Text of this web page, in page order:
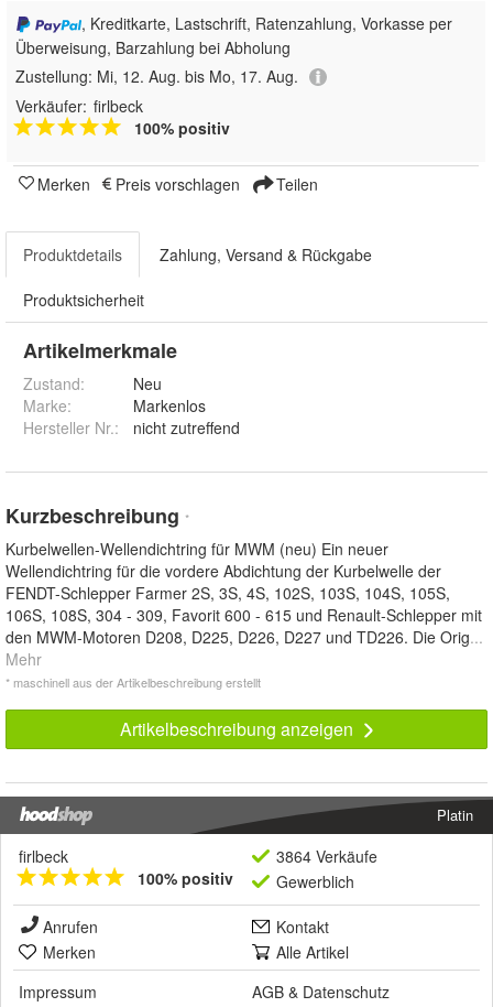
, Kreditkarte, Lastschrift, Ratenzahlung, Vorkasse per
Überweisung, Barzahlung bei Abholung
Zustellung: Mi, 12. Aug. bis Mo, 17. Aug.
Verkäufer: firlbeck
100% positiv
Merken Preis vorschlagen Teilen
Produktdetails Zahlung, Versand & Rückgabe
Produktsicherheit
Artikelmerkmale
Zustand:
Neu
Marke:
Markenlos
Hersteller Nr.:
nicht zutreffend
Kurzbeschreibung *
Kurbelwellen-Wellendichtring für MWM (neu) Ein neuer
Wellendichtring für die vordere Abdichtung der Kurbelwelle der
FENDT-Schlepper Farmer 2S, 3S, 4S, 102S, 103S, 104S, 105S,
106S, 108S, 304 - 309, Favorit 600 - 615 und Renault-Schlepper mit
den MWM-Motoren D208, D225, D226, D227 und TD226. Die Orig...
Mehr
* maschinell aus der Artikelbeschreibung erstellt
Artikelbeschreibung anzeigen
Platin
firlbeck
100% positiv
3864 Verkäufe
Gewerblich
Anrufen
Kontakt
Merken
Alle Artikel
Impressum
AGB & Datenschutz